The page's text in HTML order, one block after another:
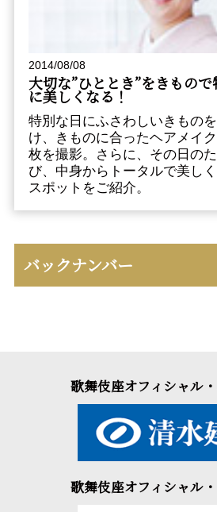
2014/08/08
大切な”ひととき”をきもので
に美しくなる！
特別な日にふさわしいきもの
け、きものに合ったヘアメイ
枚を撮影。さらに、その日の
び、中身からトータルで美し
スポットをご紹介。
バックナンバー
歌舞伎座オフィシャル
歌舞伎座オフィシャル